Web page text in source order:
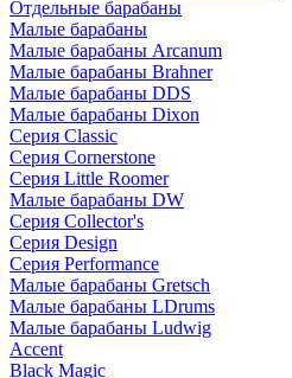
Отдельные барабаны
Малые барабаны
Малые барабаны Arcanum
Малые барабаны Brahner
Малые барабаны DDS
Малые барабаны Dixon
Серия Classic
Серия Cornerstone
Серия Little Roomer
Малые барабаны DW
Серия Collector's
Серия Design
Серия Performance
Малые барабаны Gretsch
Малые барабаны LDrums
Малые барабаны Ludwig
Accent
Black Magic